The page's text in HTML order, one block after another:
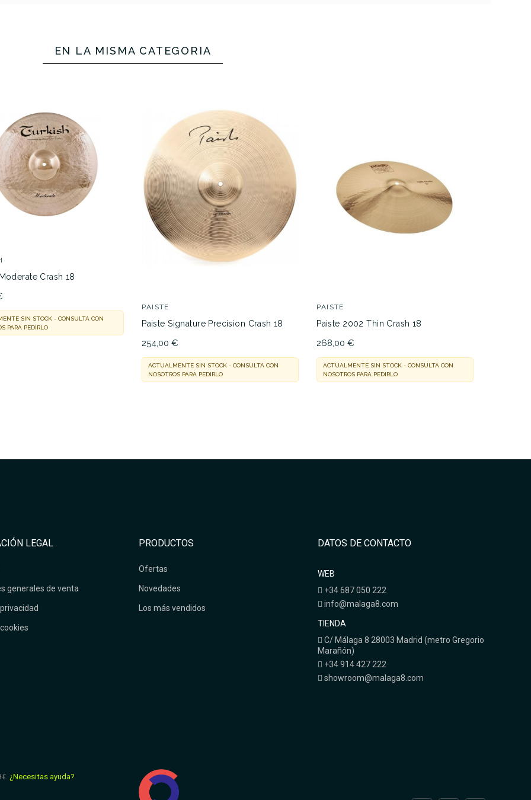
EN LA MISMA CATEGORÍA
Crash 18
SIN STOCK - CONSULTA CON
PARA PEDIRLO
PAISTE
Paiste Signature Precision Crash 18
254,00 €
ACTUALMENTE SIN STOCK - CONSULTA CON
NOSOTROS PARA PEDIRLO
PAISTE
Paiste 2002 Thin Crash 18
268,00 €
ACTUALMENTE SIN STOCK - CONSULTA CON
NOSOTROS PARA PEDIRLO
LEGAL
generales de venta
PRODUCTOS
Ofertas
Novedades
Los más vendidos
DATOS DE CONTACTO
WEB
+34 687 050 222
info@malaga8.com
TIENDA
C/ Málaga 8 28003 Madrid (metro Gregorio
Marañón)
+34 914 427 222
showroom@malaga8.com
¿Necesitas ayuda?